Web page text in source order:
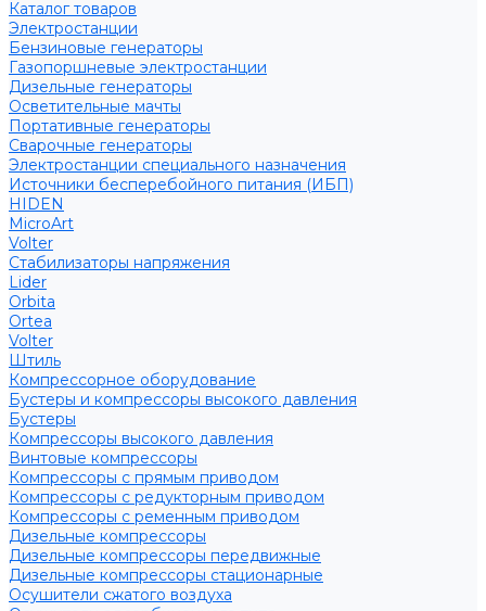
Каталог товаров
Электростанции
Бензиновые генераторы
Газопоршневые электростанции
Дизельные генераторы
Осветительные мачты
Портативные генераторы
Сварочные генераторы
Электростанции специального назначения
Источники бесперебойного питания (ИБП)
HIDEN
MicroArt
Volter
Стабилизаторы напряжения
Lider
Orbita
Ortea
Volter
Штиль
Компрессорное оборудование
Бустеры и компрессоры высокого давления
Бустеры
Компрессоры высокого давления
Винтовые компрессоры
Компрессоры с прямым приводом
Компрессоры с редукторным приводом
Компрессоры с ременным приводом
Дизельные компрессоры
Дизельные компрессоры передвижные
Дизельные компрессоры стационарные
Осушители сжатого воздуха